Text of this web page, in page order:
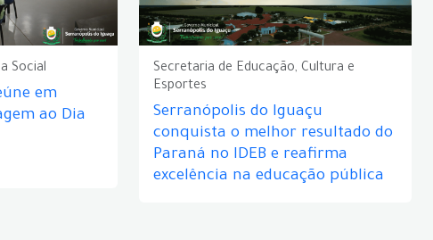
Social
em
ao Dia
Secretaria de Educação, Cultura e
Esportes
Serranópolis do Iguaçu
conquista o melhor resultado do
Paraná no IDEB e reafirma
excelência na educação pública